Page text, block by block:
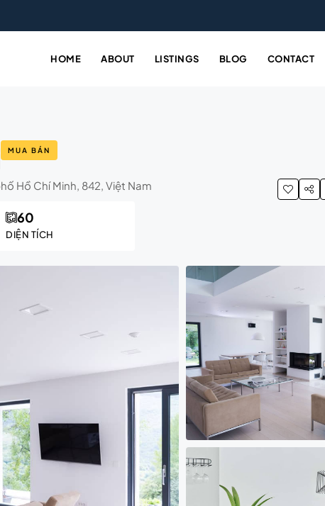
HOME ABOUT LISTINGS BLOG CONTACT
MUA BÁN
Hồ Chí Minh, 842, Việt Nam
DIỆN TÍCH
60